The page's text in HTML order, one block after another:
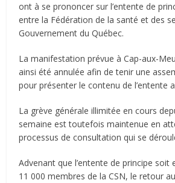
ont à se prononcer sur l’entente de
entre la Fédération de la santé et des
Gouvernement du Québec.
La manifestation prévue à Cap-aux-
ainsi été annulée afin de tenir une
pour présenter le contenu de l’entente
La grève générale illimitée en cours
semaine est toutefois maintenue en
processus de consultation qui se
Advenant que l’entente de principe soit
11 000 membres de la CSN, le retour